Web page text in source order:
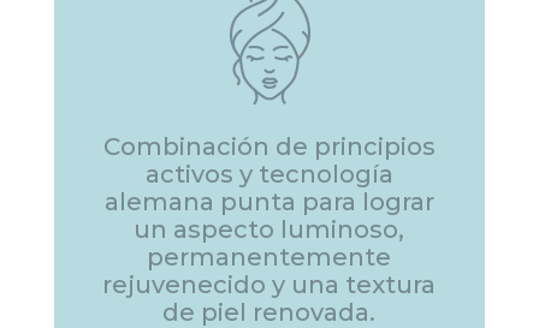
Combinación de principios
activos y tecnología
alemana punta para lograr
un aspecto luminoso,
permanentemente
rejuvenecido y una textura
de piel renovada.